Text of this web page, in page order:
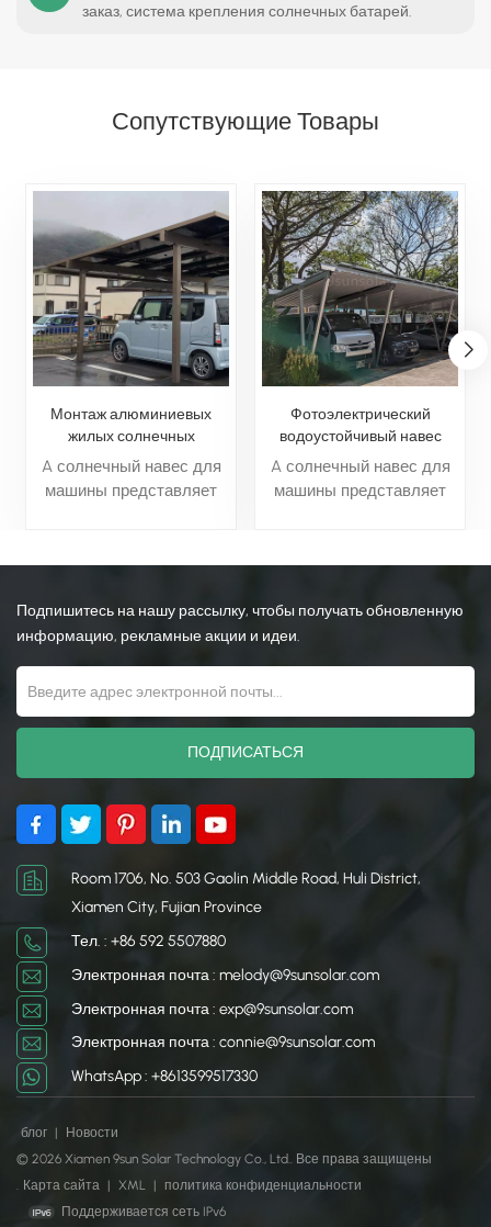
заказ, система крепления солнечных батарей.
Сопутствующие Товары
Монтаж алюминиевых
жилых солнечных
фотоэлектрических
навесов для автомобилей
A солнечный навес для
машины представляет
крытую парковку и
генерирует солнечную
энергию с помощью
предлагает двойную
выгоду: защищает
транспортные средства
от непогоды и
обеспечивает чистую
для домов или
предприятий.
Фотоэлектрический
водоустойчивый навес
металла для солнечной
автомобиля стоянки
A солнечный навес для
машины представляет
крытую парковку и
генерирует солнечную
энергию с помощью
предлагает двойную
выгоду: защищает
транспортные средства
для домов или
Подпишитесь на нашу рассылку, чтобы получать обновленную
информацию, рекламные акции и идеи.
Room 1706, No. 503 Gaolin Middle Road, Huli District,
Xiamen City, Fujian Province
Тел. : +86 592 5507880
Электронная почта : melody@9sunsolar.com
Электронная почта : exp@9sunsolar.com
Электронная почта : connie@9sunsolar.com
WhatsApp : +8613599517330
блог |
Новости
© 2026 Xiamen 9sun Solar Technology Co., Ltd.. Все права защищены
. Карта сайта | XML |
политика конфиденциальности
Поддерживается сеть IPv6